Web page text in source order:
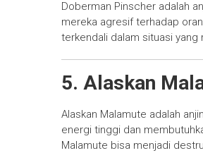
Doberman Pinscher adalah
mereka agresif terhadap
terkendali dalam situasi yang
5. Alaskan
Alaskan Malamute adalah
energi tinggi dan
Malamute bisa menjadi